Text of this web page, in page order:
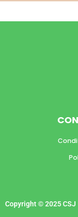
Copyright © 2025 CSJ